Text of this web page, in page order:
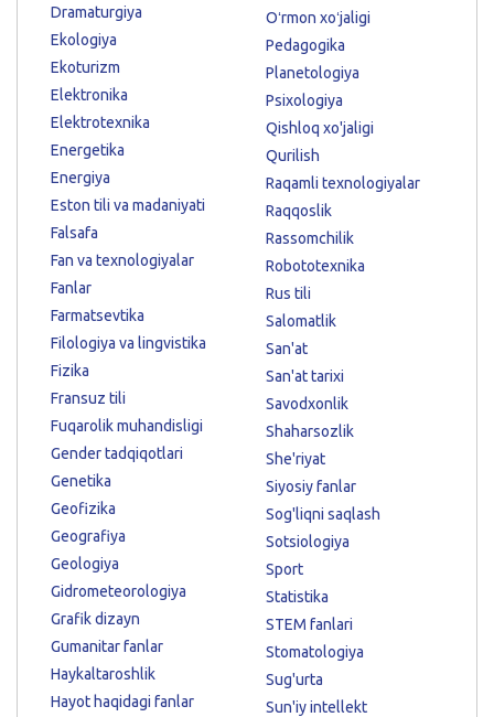
Dramaturgiya
Ekologiya
Ekoturizm
Elektronika
Elektrotexnika
Energetika
Energiya
Eston tili va madaniyati
Falsafa
Fan va texnologiyalar
Fanlar
Farmatsevtika
Filologiya va lingvistika
Fizika
Fransuz tili
Fuqarolik muhandisligi
Gender tadqiqotlari
Genetika
Geofizika
Geografiya
Geologiya
Gidrometeorologiya
Grafik dizayn
Gumanitar fanlar
Haykaltaroshlik
Hayot haqidagi fanlar
Oʻrmon xoʻjaligi
Pedagogika
Planetologiya
Psixologiya
Qishloq xo'jaligi
Qurilish
Raqamli texnologiyalar
Raqqoslik
Rassomchilik
Robototexnika
Rus tili
Salomatlik
San'at
San'at tarixi
Savodxonlik
Shaharsozlik
She'riyat
Siyosiy fanlar
Sog'liqni saqlash
Sotsiologiya
Sport
Statistika
STEM fanlari
Stomatologiya
Sug'urta
Sun'iy intellekt